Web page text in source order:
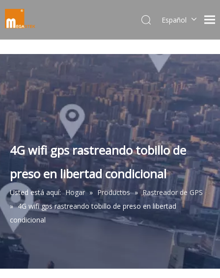
Español
한국어
日本語
Italiano
Deutsch
Português
Français
简体中文
English
4G wifi gps rastreando tobillo de
preso en libertad condicional
Usted está aquí: Hogar » Productos » Rastreador de GPS
» 4G wifi gps rastreando tobillo de preso en libertad
condicional